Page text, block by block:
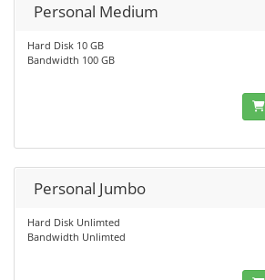
Personal Medium
Hard Disk 10 GB
Bandwidth 100 GB
Personal Jumbo
Hard Disk Unlimted
Bandwidth Unlimted